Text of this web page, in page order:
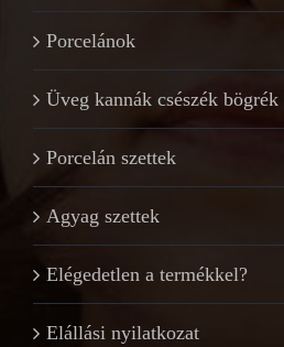
Porcelánok
Üveg kannák csészék bögrék
Porcelán szettek
Agyag szettek
Elégedetlen a termékkel?
Elállási nyilatkozat